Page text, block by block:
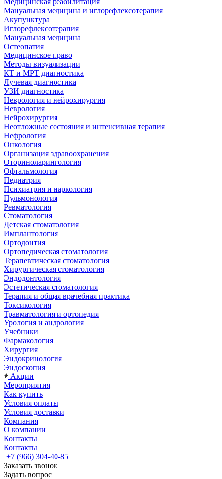
Медицинская реабилитация
Мануальная медицина и иглорефлексотерапия
Акупунктура
Иглорефлексотерапия
Мануальная медицина
Остеопатия
Медицинское право
Методы визуализации
КТ и МРТ диагностика
Лучевая диагностика
УЗИ диагностика
Неврология и нейрохирургия
Неврология
Нейрохирургия
Неотложные состояния и интенсивная терапия
Нефрология
Онкология
Организация здравоохранения
Оториноларингология
Офтальмология
Педиатрия
Психиатрия и наркология
Пульмонология
Ревматология
Стоматология
Детская стоматология
Имплантология
Ортодонтия
Ортопедическая стоматология
Терапевтическая стоматология
Хирургическая стоматология
Эндодонтология
Эстетическая стоматология
Терапия и общая врачебная практика
Токсикология
Травматология и ортопедия
Урология и андрология
Учебники
Фармакология
Хирургия
Эндокринология
Эндоскопия
Акции
Мероприятия
Как купить
Условия оплаты
Условия доставки
Компания
О компании
Контакты
Контакты
+7 (966) 304-40-85
Заказать звонок
Задать вопрос